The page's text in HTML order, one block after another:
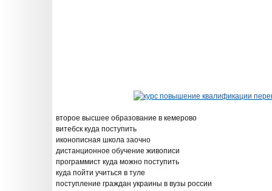
второе высшее образование в кемерово
витебск куда поступить
иконописная школа заочно
дистанционное обучение живописи
программист куда можно поступить
куда пойти учиться в туле
поступление граждан украины в вузы россии